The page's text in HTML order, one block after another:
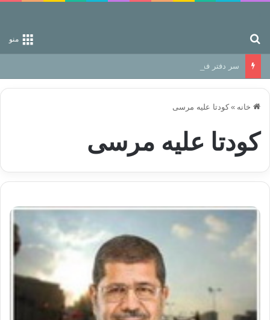
منو
سر دفتر فساد در زمین‌، دوری وکناره‌گیری از راه خداست‌!
خانه » كودتا علیه مرسی
كودتا علیه مرسی